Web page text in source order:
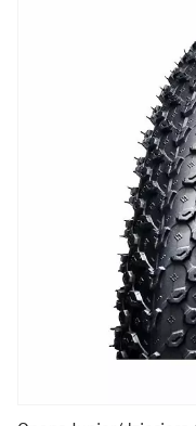
opony 650
Opony 26
Opony 24
Opony 20
Opony 16-18
Opony 10